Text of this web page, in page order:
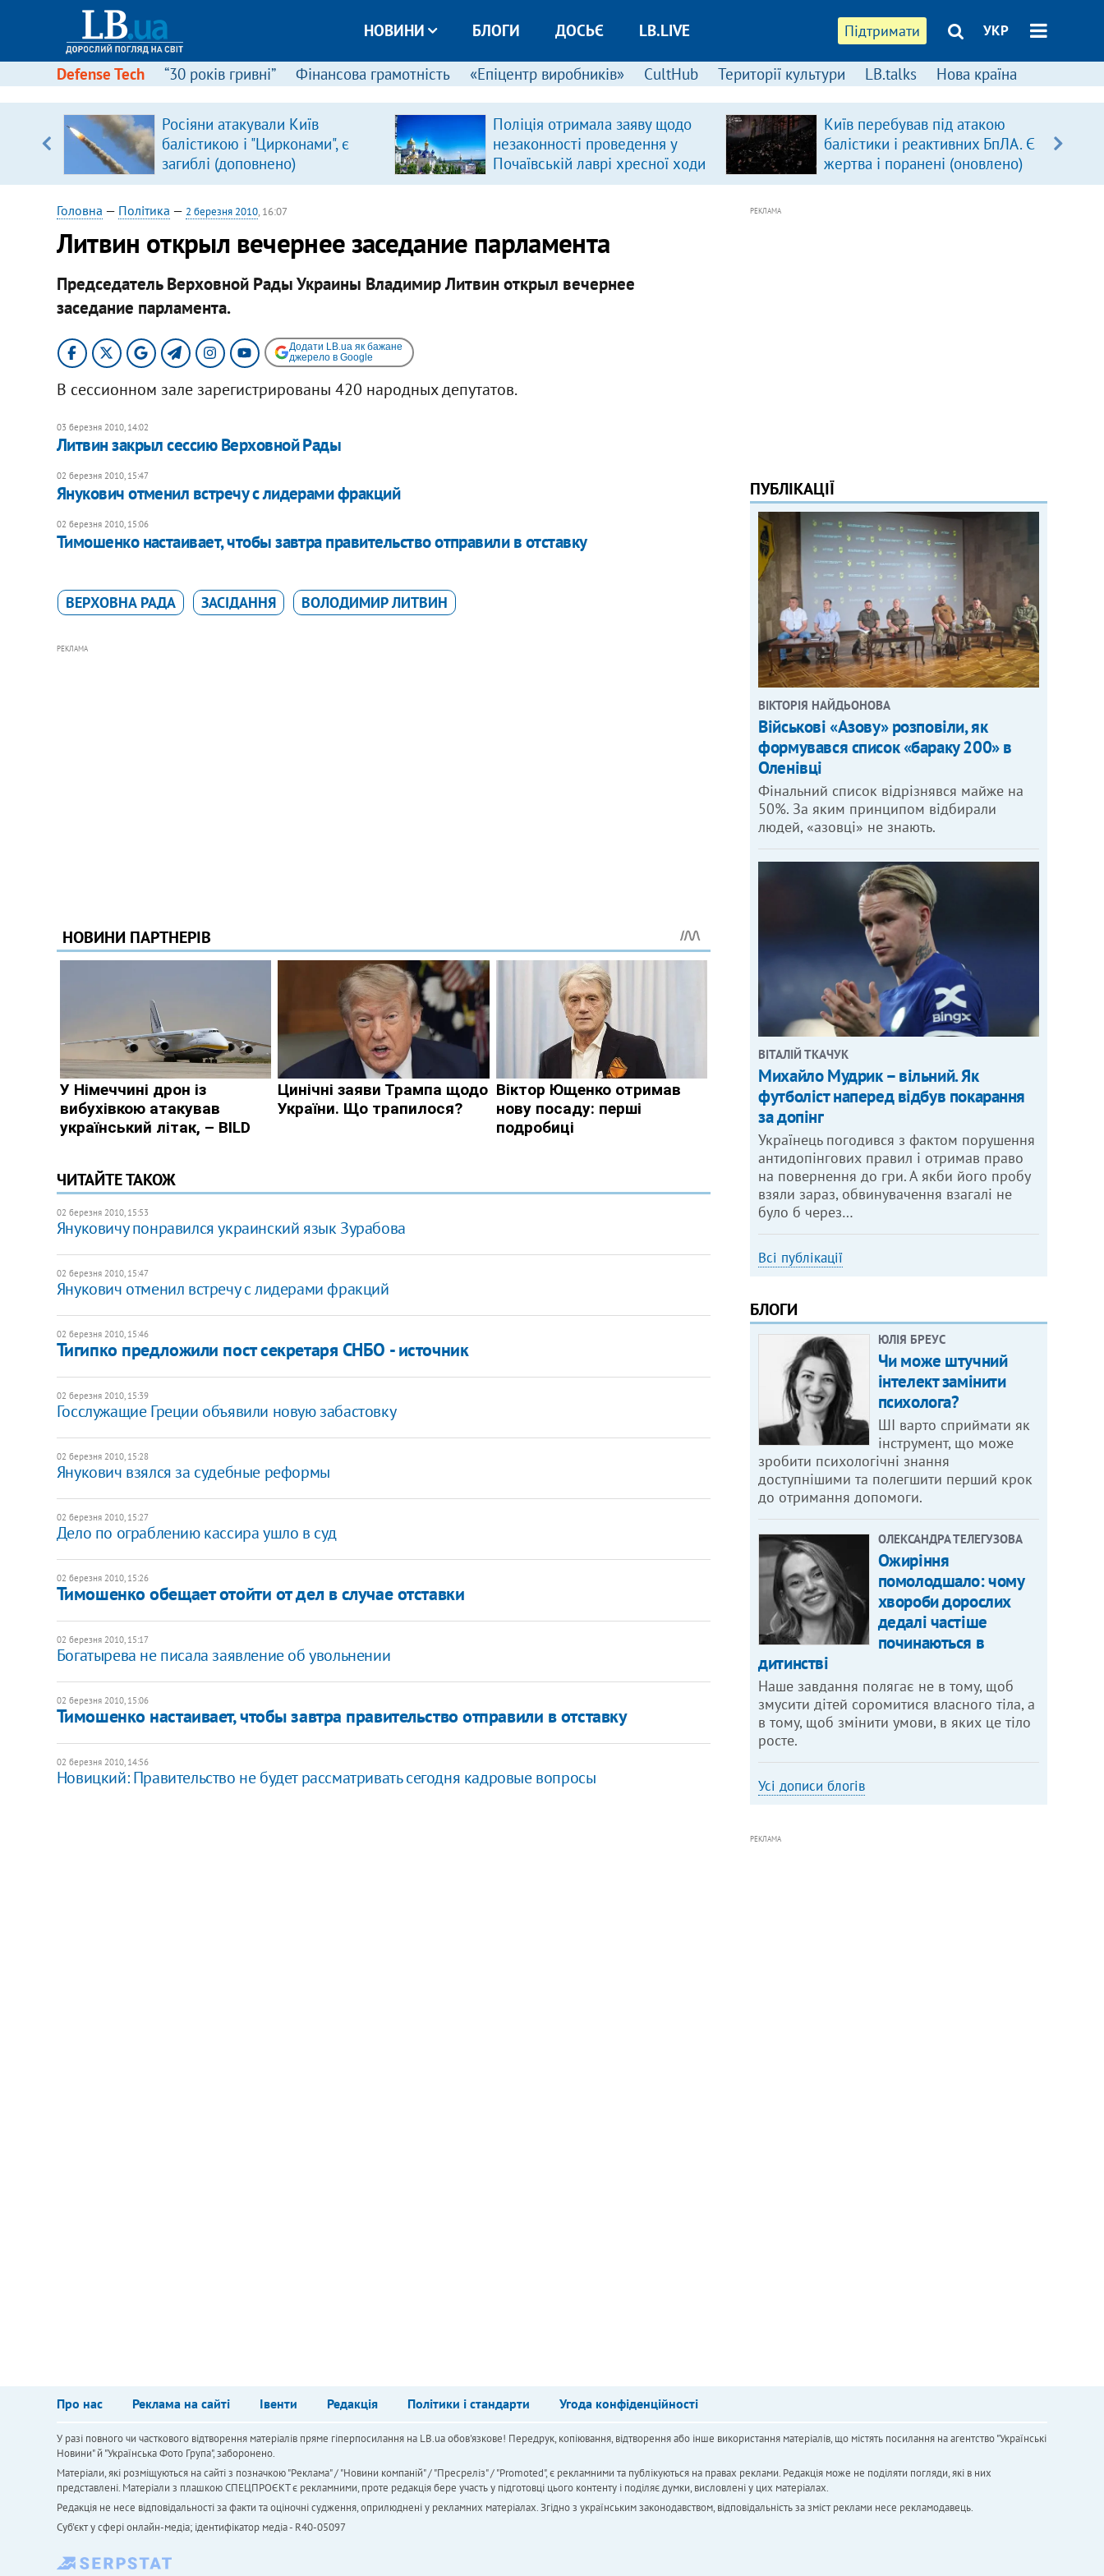
Підтримати УКР
НОВИНИ БЛОГИ ДОСЬЄ LB.LIVE
Defense Tech “30 років гривні” Фінансова грамотність «Епіцентр виробників» CultHub Території культури LB.talks Нова країна
Росіяни атакували Київ
балістикою і "Цирконами", є
загиблі (доповнено)
Поліція отримала заяву щодо
незаконності проведення у
Почаївській лаврі хресної ходи
Київ перебував під атакою
балістики і реактивних БпЛА. Є
жертва і поранені (оновлено)
Головна — Політика — 2 березня 2010, 16:07
Литвин открыл вечернее заседание парламента
Председатель Верховной Рады Украины Владимир Литвин открыл вечернее
заседание парламента.
Додати LB.ua як бажане
джерело в Google
В сессионном зале зарегистрированы 420 народных депутатов.
03 березня 2010, 14:02
Литвин закрыл сессию Верховной Рады
02 березня 2010, 15:47
Янукович отменил встречу с лидерами фракций
02 березня 2010, 15:06
Тимошенко настаивает, чтобы завтра правительство отправили в отставку
ВЕРХОВНА РАДА ЗАСІДАННЯ ВОЛОДИМИР ЛИТВИН
РЕКЛАМА
ЧИТАЙТЕ ТАКОЖ
02 березня 2010, 15:53
Януковичу понравился украинский язык Зурабова
02 березня 2010, 15:47
Янукович отменил встречу с лидерами фракций
02 березня 2010, 15:46
Тигипко предложили пост секретаря СНБО - источник
02 березня 2010, 15:39
Госслужащие Греции объявили новую забастовку
02 березня 2010, 15:28
Янукович взялся за судебные реформы
02 березня 2010, 15:27
Дело по ограблению кассира ушло в суд
02 березня 2010, 15:26
Тимошенко обещает отойти от дел в случае отставки
02 березня 2010, 15:17
Богатырева не писала заявление об увольнении
02 березня 2010, 15:06
Тимошенко настаивает, чтобы завтра правительство отправили в отставку
02 березня 2010, 14:56
Новицкий: Правительство не будет рассматривать сегодня кадровые вопросы
РЕКЛАМА
ПУБЛІКАЦІЇ
ВІКТОРІЯ НАЙДЬОНОВА
Військові «Азову» розповіли, як
формувався список «бараку 200» в
Оленівці
Фінальний список відрізнявся майже на
50%. За яким принципом відбирали
людей, «азовці» не знають.
ВІТАЛІЙ ТКАЧУК
Михайло Мудрик – вільний. Як
футболіст наперед відбув покарання
за допінг
Українець погодився з фактом порушення
антидопінгових правил і отримав право
на повернення до гри. А якби його пробу
взяли зараз, обвинувачення взагалі не
було б через…
Всі публікації
БЛОГИ
ЮЛІЯ БРЕУС
Чи може штучний
інтелект замінити
психолога?
ШІ варто сприймати як
інструмент, що може
зробити психологічні знання
доступнішими та полегшити перший крок
до отримання допомоги.
ОЛЕКСАНДРА ТЕЛЕГУЗОВА
Ожиріння
помолодшало: чому
хвороби дорослих
дедалі частіше
починаються в
дитинстві
Наше завдання полягає не в тому, щоб
змусити дітей соромитися власного тіла, а
в тому, щоб змінити умови, в яких це тіло
росте.
Усі дописи блогів
РЕКЛАМА
Про нас Реклама на сайті Івенти Редакція Політики і стандарти Угода конфіденційності
У разі повного чи часткового відтворення матеріалів пряме гіперпосилання на LB.ua обов'язкове! Передрук, копіювання, відтворення або інше використання матеріалів, що містять посилання на агентство "Українськi
Новини" й "Українська Фото Група", заборонено.
Матеріали, які розміщуються на сайті з позначкою "Реклама" / "Новини компаній" / "Пресреліз" / "Promoted", є рекламними та публікуються на правах реклами. Редакція може не поділяти погляди, які в них
представлені. Матеріали з плашкою СПЕЦПРОЄКТ є рекламними, проте редакція бере участь у підготовці цього контенту і поділяє думки, висловлені у цих матеріалах.
Редакція не несе відповідальності за факти та оціночні судження, оприлюднені у рекламних матеріалах. Згідно з українським законодавством, відповідальність за зміст реклами несе рекламодавець.
Cуб'єкт у сфері онлайн-медіа; ідентифікатор медіа - R40-05097